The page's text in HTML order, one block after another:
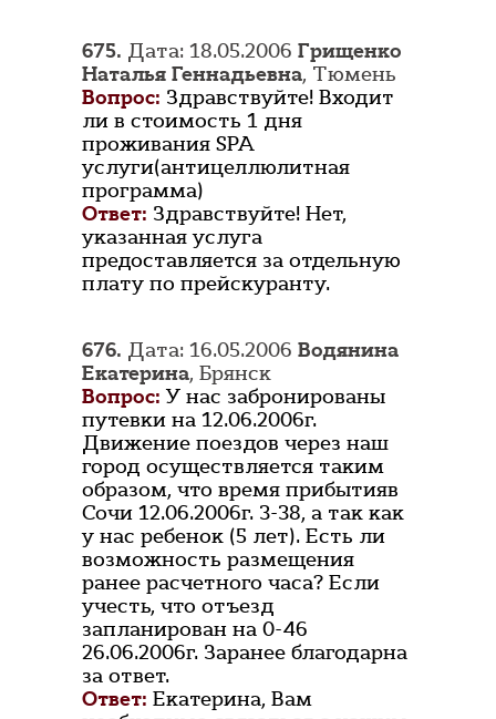
675. Дата: 18.05.2006 Грищенко
Наталья Геннадьевна, Тюмень
Вопрос: Здравствуйте! Входит
ли в стоимость 1 дня
проживания SPA
услуги(антицеллюлитная
программа)
Ответ: Здравствуйте! Нет,
указанная услуга
предоставляется за отдельную
плату по прейскуранту.
676. Дата: 16.05.2006 Водянина
Екатерина, Брянск
Вопрос: У нас забронированы
путевки на 12.06.2006г.
Движение поездов через наш
город осуществляется таким
образом, что время прибытияв
Сочи 12.06.2006г. 3-38, а так как
у нас ребенок (5 лет). Есть ли
возможность размещения
ранее расчетного часа? Если
учесть, что отъезд
запланирован на 0-46
26.06.2006г. Заранее благодарна
за ответ.
Ответ: Екатерина, Вам